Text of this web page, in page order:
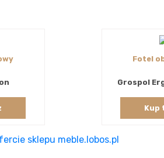
Fotel
Grospol
Kup
sklepu meble.lobos.pl